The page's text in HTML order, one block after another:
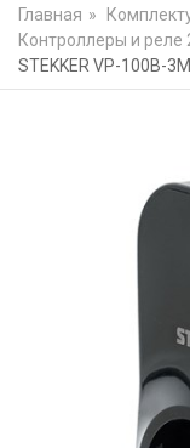
Главная »
Контроллеры и реле
STEKKER VP-100B-